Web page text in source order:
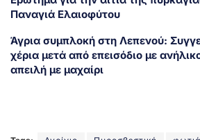
Παναγιά Ελαιοφύτου
Άγρια συμπλοκή στη Λεπενού:
χέρια μετά από επεισόδιο με
απειλή με μαχαίρι